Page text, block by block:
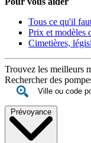
Tous ce qu'il
Prix et modèles
Cimetières,
Trouvez les meilleurs
Rechercher des
Prévoyance